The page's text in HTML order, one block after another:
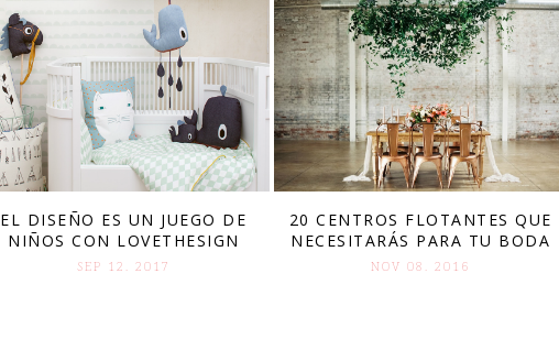
EL DISEÑO ES UN JUEGO DE
NIÑOS CON LOVETHESIGN
SEP 12. 2017
20 CENTROS FLOTANTES QUE
NECESITARÁS PARA TU BODA
NOV 08. 2016